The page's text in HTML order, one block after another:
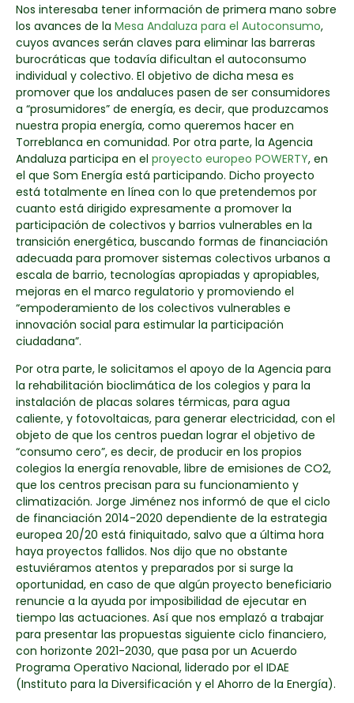
Nos interesaba tener información de primera mano sobre
los avances de la Mesa Andaluza para el Autoconsumo,
cuyos avances serán claves para eliminar las barreras
burocráticas que todavía dificultan el autoconsumo
individual y colectivo. El objetivo de dicha mesa es
promover que los andaluces pasen de ser consumidores
a “prosumidores” de energía, es decir, que produzcamos
nuestra propia energía, como queremos hacer en
Torreblanca en comunidad. Por otra parte, la Agencia
Andaluza participa en el proyecto europeo POWERTY, en
el que Som Energía está participando. Dicho proyecto
está totalmente en línea con lo que pretendemos por
cuanto está dirigido expresamente a promover la
participación de colectivos y barrios vulnerables en la
transición energética, buscando formas de financiación
adecuada para promover sistemas colectivos urbanos a
escala de barrio, tecnologías apropiadas y apropiables,
mejoras en el marco regulatorio y promoviendo el
“empoderamiento de los colectivos vulnerables e
innovación social para estimular la participación
ciudadana”.
Por otra parte, le solicitamos el apoyo de la Agencia para
la rehabilitación bioclimática de los colegios y para la
instalación de placas solares térmicas, para agua
caliente, y fotovoltaicas, para generar electricidad, con el
objeto de que los centros puedan lograr el objetivo de
“consumo cero”, es decir, de producir en los propios
colegios la energía renovable, libre de emisiones de CO2,
que los centros precisan para su funcionamiento y
climatización. Jorge Jiménez nos informó de que el ciclo
de financiación 2014-2020 dependiente de la estrategia
europea 20/20 está finiquitado, salvo que a última hora
haya proyectos fallidos. Nos dijo que no obstante
estuviéramos atentos y preparados por si surge la
oportunidad, en caso de que algún proyecto beneficiario
renuncie a la ayuda por imposibilidad de ejecutar en
tiempo las actuaciones. Así que nos emplazó a trabajar
para presentar las propuestas siguiente ciclo financiero,
con horizonte 2021-2030, que pasa por un Acuerdo
Programa Operativo Nacional, liderado por el IDAE
(Instituto para la Diversificación y el Ahorro de la Energía).